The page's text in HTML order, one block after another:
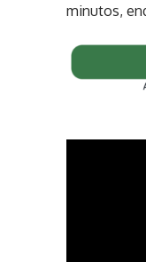
minutos,